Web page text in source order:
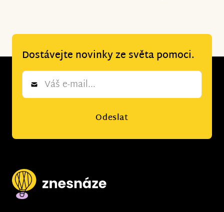
Dostávejte novinky ze světa pomoci.
Newsletter
Odeslat